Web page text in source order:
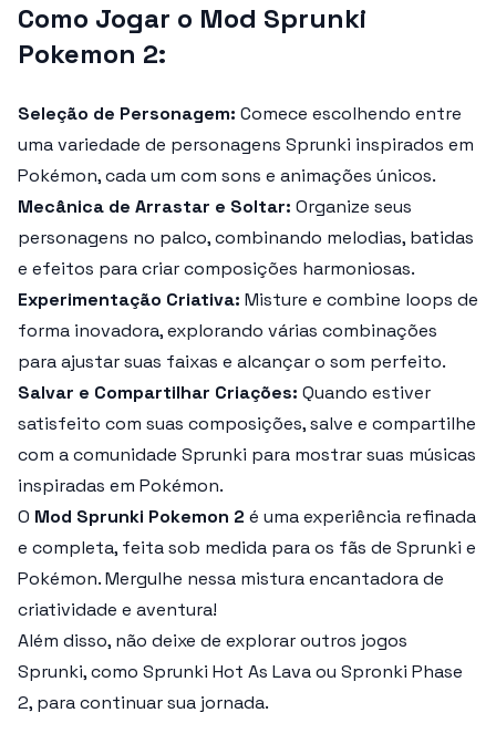
Como Jogar o Mod Sprunki
Pokemon 2:
Seleção de Personagem: Comece escolhendo entre
uma variedade de personagens Sprunki inspirados em
Pokémon, cada um com sons e animações únicos.
Mecânica de Arrastar e Soltar: Organize seus
personagens no palco, combinando melodias, batidas
e efeitos para criar composições harmoniosas.
Experimentação Criativa: Misture e combine loops de
forma inovadora, explorando várias combinações
para ajustar suas faixas e alcançar o som perfeito.
Salvar e Compartilhar Criações: Quando estiver
satisfeito com suas composições, salve e compartilhe
com a comunidade Sprunki para mostrar suas músicas
inspiradas em Pokémon.
O Mod Sprunki Pokemon 2 é uma experiência refinada
e completa, feita sob medida para os fãs de Sprunki e
Pokémon. Mergulhe nessa mistura encantadora de
criatividade e aventura!
Além disso, não deixe de explorar outros jogos
Sprunki, como Sprunki Hot As Lava ou Spronki Phase
2, para continuar sua jornada.